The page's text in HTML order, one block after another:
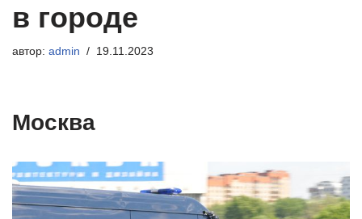
в городе
автор: admin 19.11.2023
Москва